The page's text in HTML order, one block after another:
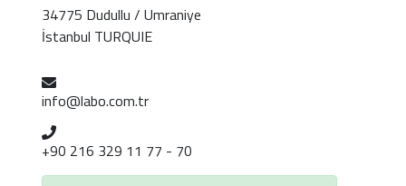
34775 Dudullu / Umraniye
İstanbul TURQUIE
info@labo.com.tr
+90 216 329 11 77 - 70